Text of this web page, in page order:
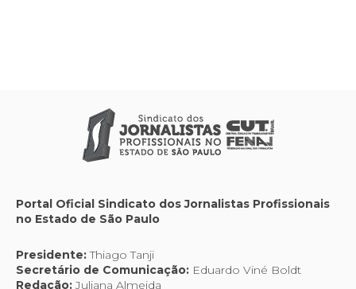
Portal Oficial Sindicato dos Jornalistas Profissionais
no Estado de São Paulo
Presidente:Thiago Tanji
Secretário de Comunicação: Eduardo Viné Boldt
Redação:Juliana Almeida